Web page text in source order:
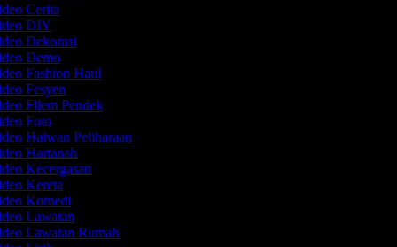
Cerita
DIY
Dekorasi
Demo
Fashion Haul
Fesyen
Filem Pendek
Foto
Haiwan Peliharaan
Hartanah
Kecergasan
Kereta
Komedi
Lawatan
Lawatan Rumah